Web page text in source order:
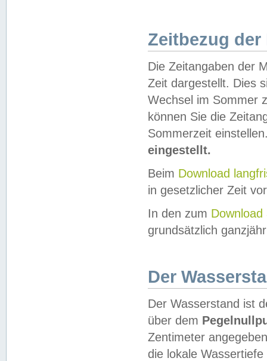
Zeitbezug der
Die Zeitangaben der
Zeit dargestellt. Dies
Wechsel im Sommer
können Sie die
Sommerzeit
eingestellt.
Beim Download
in gesetzlicher Zeit
In den zum Download
grundsätzlich
Der
Der Wasserstand ist
über dem
Zentimeter
die lokale